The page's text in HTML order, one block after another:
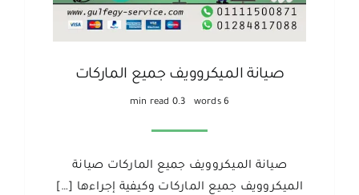
صيانة الميكروويف جميع الماركات
6 words
0.3 min read
صيانة الميكروويف جميع الماركات صيانة
الميكروويف جميع الماركات وكيفية إجراءها […]